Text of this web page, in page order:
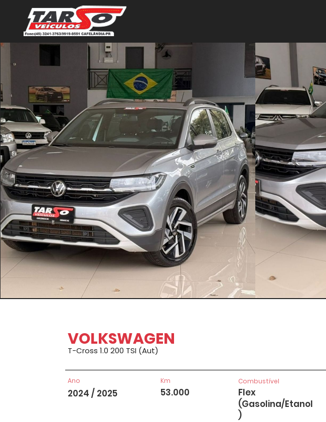
VOLKSWAGEN
T-Cross 1.0 200 TSI (Aut)
Ano
2024 / 2025
Km
53.000
Combustível
Flex
(Gasolina/Etanol
)